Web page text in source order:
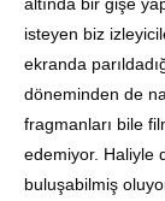
isteyen biz
ekranda
döneminden de
fragmanları bile
edemiyor. Haliyle
buluşabilmiş